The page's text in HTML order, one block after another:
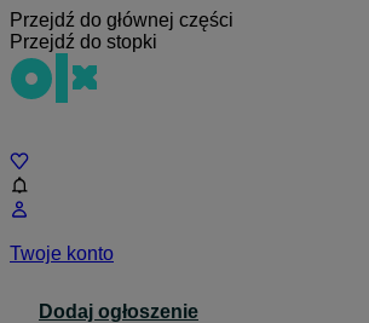
Przejdź do głównej części
Przejdź do stopki
Twoje konto
Dodaj ogłoszenie